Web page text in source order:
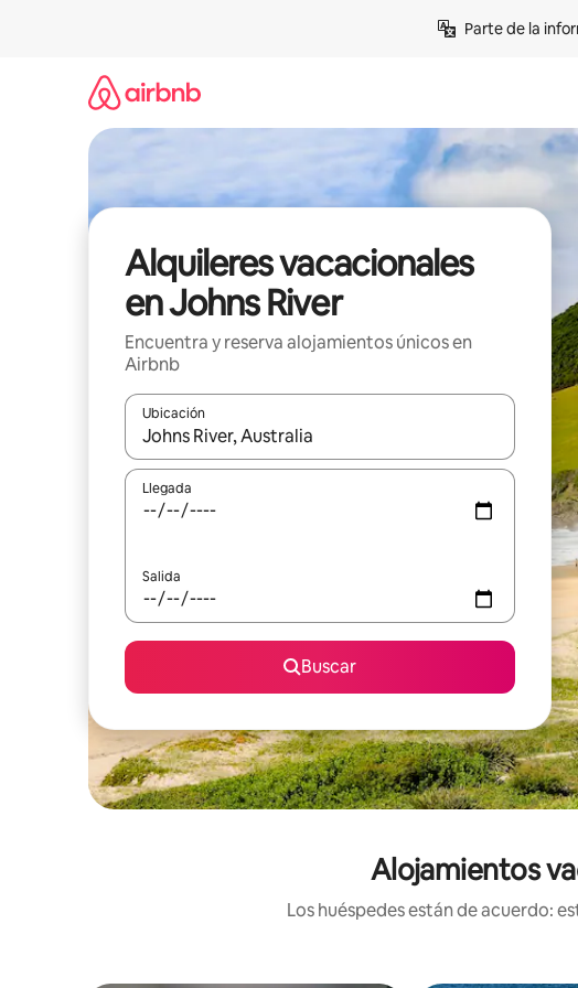
Parte de la
Alquileres vacacionales
en Johns River
Encuentra y reserva alojamientos únicos en
Airbnb
Ubicación
Cuando los resultados estén disponibles, navega con las
Llegada
Salida
Buscar
Alojamientos
Los huéspedes están de acuerdo: